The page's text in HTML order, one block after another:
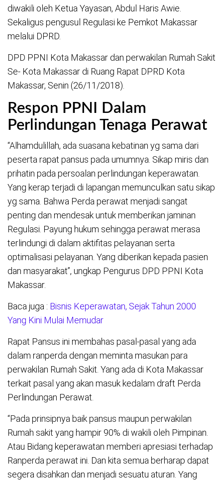
diwakili oleh Ketua Yayasan, Abdul Haris Awie.
Sekaligus pengusul Regulasi ke Pemkot Makassar
melalui DPRD.
DPD PPNI Kota Makassar dan perwakilan Rumah Sakit
Se- Kota Makassar di Ruang Rapat DPRD Kota
Makassar, Senin (26/11/2018).
Respon PPNI Dalam
Perlindungan Tenaga Perawat
“Alhamdulillah, ada suasana kebatinan yg sama dari
peserta rapat pansus pada umumnya. Sikap miris dan
prihatin pada persoalan perlindungan keperawatan.
Yang kerap terjadi di lapangan memunculkan satu sikap
yg sama. Bahwa Perda perawat menjadi sangat
penting dan mendesak untuk memberikan jaminan
Regulasi. Payung hukum sehingga perawat merasa
terlindungi di dalam aktifitas pelayanan serta
optimalisasi pelayanan. Yang diberikan kepada pasien
dan masyarakat”, ungkap Pengurus DPD PPNI Kota
Makassar.
Baca juga : Bisnis Keperawatan, Sejak Tahun 2000
Yang Kini Mulai Memudar
Rapat Pansus ini membahas pasal-pasal yang ada
dalam ranperda dengan meminta masukan para
perwakilan Rumah Sakit. Yang ada di Kota Makassar
terkait pasal yang akan masuk kedalam draft Perda
Perlindungan Perawat.
“Pada prinsipnya baik pansus maupun perwakilan
Rumah sakit yang hampir 90% di wakili oleh Pimpinan.
Atau Bidang keperawatan memberi apresiasi terhadap
Ranperda perawat ini. Dan kita semua berharap dapat
segera disahkan dan menjadi sesuatu aturan. Yang